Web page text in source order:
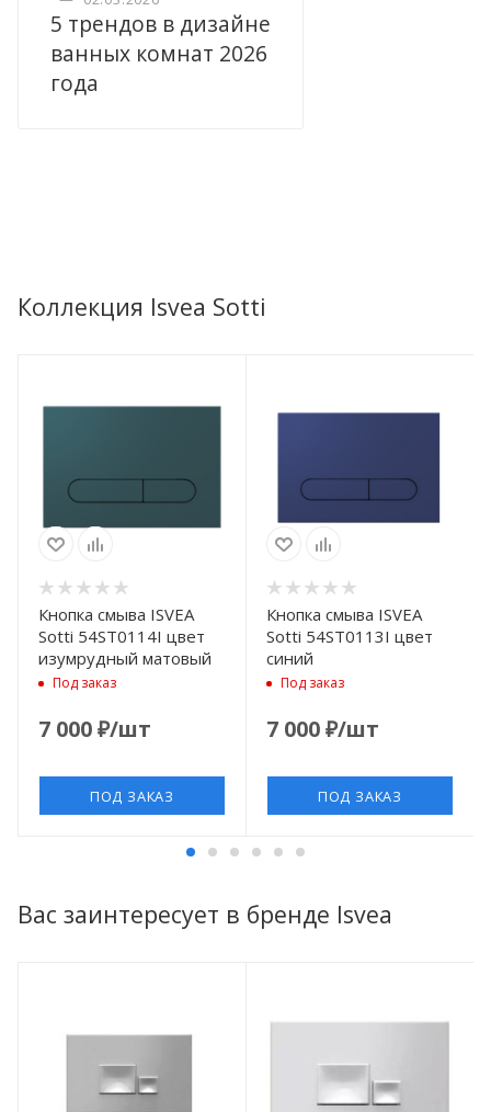
5 трендов в дизайне
ванных комнат 2026
года
Коллекция Isvea Sotti
Кнопка смыва ISVEA
Sotti 54ST0114I цвет
изумрудный матовый
Под заказ
7 000₽/шт
ПОД ЗАКАЗ
Кнопка смыва ISVEA
Sotti 54ST0113I цвет
синий
Под заказ
7 000₽/шт
ПОД ЗАКАЗ
Вас заинтересует в бренде Isvea